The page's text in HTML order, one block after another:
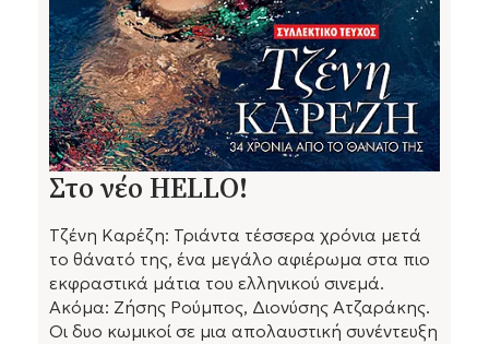
Στο νέο HELLO!
Τζένη Καρέζη: Τριάντα τέσσερα χρόνια μετά
το θάνατό της, ένα μεγάλο αφιέρωμα στα πιο
εκφραστικά μάτια του ελληνικού σινεμά.
Ακόμα: Ζήσης Ρούμπος, Διονύσης Ατζαράκης.
Οι δυο κωμικοί σε μια απολαυστική συνέντευξη